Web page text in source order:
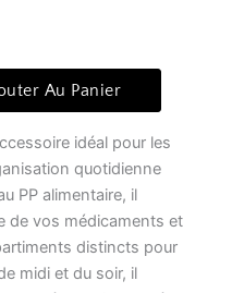
Au Panier
idéal pour les
quotidienne
PP alimentaire, il
de vos médicaments et
distincts pour
midi et du soir, il